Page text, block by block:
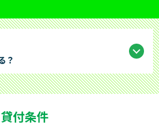
？
貸付条件